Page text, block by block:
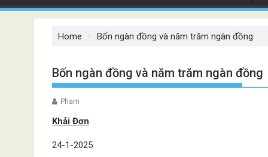
Home Bốn ngàn đồng và năm trăm ngàn đồng
Bốn ngàn đồng và năm trăm ngàn đồng
Pham
Khải Đơn
24-1-2025